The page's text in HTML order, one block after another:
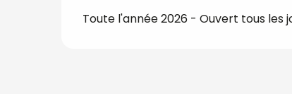
Toute l'année 2026 - Ouvert tous les